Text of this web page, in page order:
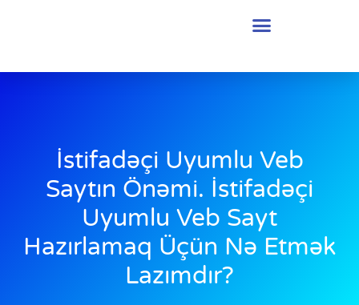
İstifadəçi Uyumlu Veb
Saytın Önəmi. İstifadəçi
Uyumlu Veb Sayt
Hazırlamaq Üçün Nə Etmək
Lazımdır?